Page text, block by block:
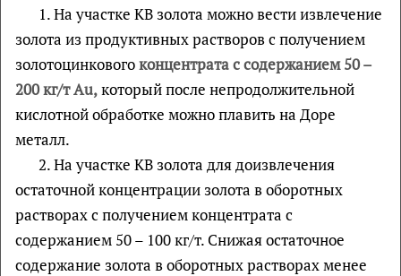
1. На участке КВ золота можно вести извлечение
золота из продуктивных растворов с получением
золотоцинковогоконцентрата с содержанием 50 –
200 кг/тAu,который после непродолжительной
кислотной обработке можно плавить на Доре
металл.
2. На участке КВ золота для доизвлечения
остаточной концентрации золота в оборотных
растворах с получением концентрата с
содержанием 50 – 100 кг/т. Снижая остаточное
содержание золота в оборотных растворах менее